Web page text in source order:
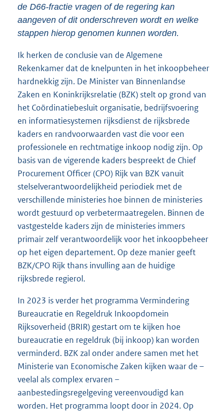
de D66-fractie vragen of de regering kan
aangeven of dit onderschreven wordt en welke
stappen hierop genomen kunnen worden.
Ik herken de conclusie van de Algemene
Rekenkamer dat de knelpunten in het inkoopbeheer
hardnekkig zijn. De Minister van Binnenlandse
Zaken en Koninkrijksrelatie (BZK) stelt op grond van
het Coördinatiebesluit organisatie, bedrijfsvoering
en informatiesystemen rijksdienst de rijksbrede
kaders en randvoorwaarden vast die voor een
professionele en rechtmatige inkoop nodig zijn. Op
basis van de vigerende kaders bespreekt de Chief
Procurement Officer (CPO) Rijk van BZK vanuit
stelselverantwoordelijkheid periodiek met de
verschillende ministeries hoe binnen de ministeries
wordt gestuurd op verbetermaatregelen. Binnen de
vastgestelde kaders zijn de ministeries immers
primair zelf verantwoordelijk voor het inkoopbeheer
op het eigen departement. Op deze manier geeft
BZK/CPO Rijk thans invulling aan de huidige
rijksbrede regierol.
In 2023 is verder het programma Vermindering
Bureaucratie en Regeldruk Inkoopdomein
Rijksoverheid (BRIR) gestart om te kijken hoe
bureaucratie en regeldruk (bij inkoop) kan worden
verminderd. BZK zal onder andere samen met het
Ministerie van Economische Zaken kijken waar de –
veelal als complex ervaren –
aanbestedingsregelgeving vereenvoudigd kan
worden. Het programma loopt door in 2024. Op